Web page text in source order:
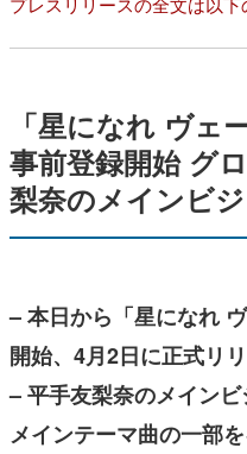
「星になれ ヴェ
事前登録開始 グ
梨奈のメインビ
– 本日から「星になれ
開始、4月2日に正式リ
– 平手友梨奈のメイン
メインテーマ曲の一部